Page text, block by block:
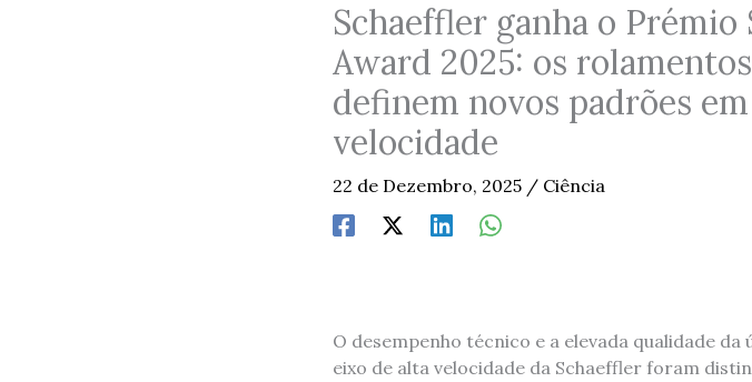
Schaeffler ganha o
Award 2025: os
definem novos padrões
velocidade
22 de Dezembro, 2025 / Ciência
O desempenho técnico e a elevada qualidade
eixo de alta velocidade da Schaeffler foram